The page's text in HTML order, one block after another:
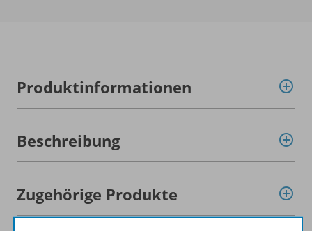
Produktinformationen
Beschreibung
Zugehörige Produkte